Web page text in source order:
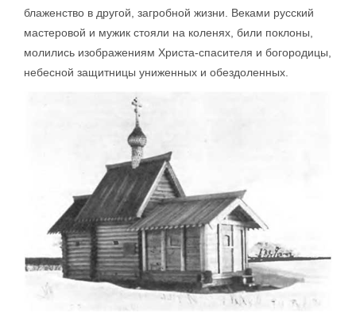
блаженство в другой, загробной жизни. Веками русский
мастеровой и мужик стояли на коленях, били поклоны,
молились изображениям Христа-спасителя и богородицы,
небесной защитницы униженных и обездоленных.